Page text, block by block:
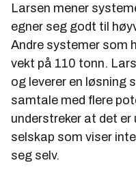
Larsen mener
egner seg godt til
Andre systemer som
vekt på 110 tonn.
og leverer en løsning
samtale med flere
understreker at det
selskap som viser
seg selv.